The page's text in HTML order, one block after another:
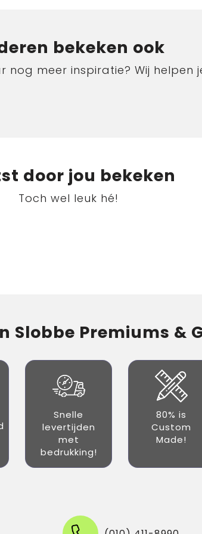
bekeken ook
nog meer inspiratie? Wij helpen
door jou bekeken
Toch wel leuk hé!
Slobbe Premiums &
Snelle
levertijden
met
bedrukking!
80% is
Custom
Made!